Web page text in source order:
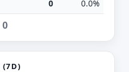
0 0.0%
0
(7D)